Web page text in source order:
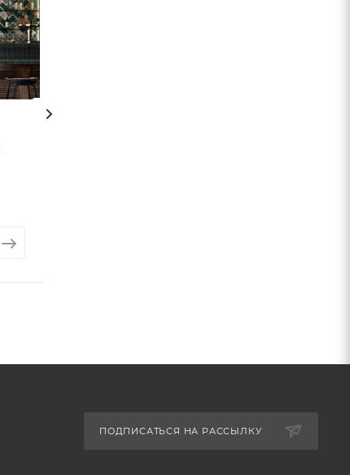
ПОДПИСАТЬСЯ НА РАССЫЛКУ